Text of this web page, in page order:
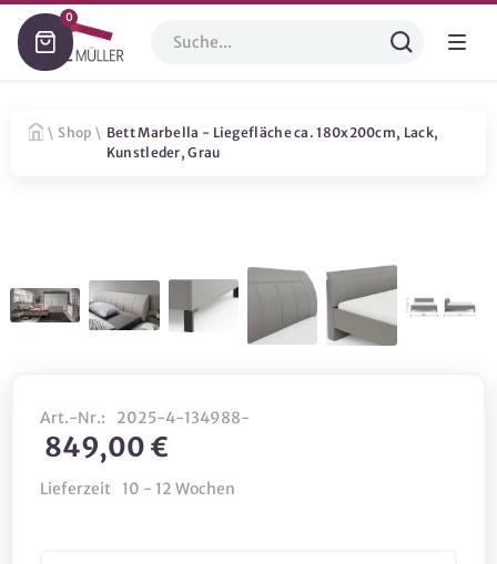
0
\ Shop \ Bett Marbella - Liegefläche ca. 180x200cm, Lack,
Kunstleder, Grau
Art.-Nr.: 2025-4-134988-
849,00 €
Lieferzeit 10 - 12 Wochen